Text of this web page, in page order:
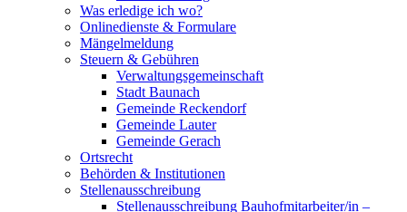
Was erledige ich wo?
Onlinedienste & Formulare
Mängelmeldung
Steuern & Gebühren
Verwaltungsgemeinschaft
Stadt Baunach
Gemeinde Reckendorf
Gemeinde Lauter
Gemeinde Gerach
Ortsrecht
Behörden & Institutionen
Stellenausschreibung
Stellenausschreibung Bauhofmitarbeiter/in –